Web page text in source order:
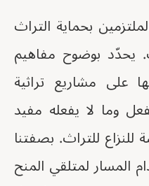
بحماية التراث
يحدّد بوضوح مفاهيم
على مشاريع تراثية
وما لا يفعله مفيد
للتراث. بصفتنا
المسار لمتلقي المنح